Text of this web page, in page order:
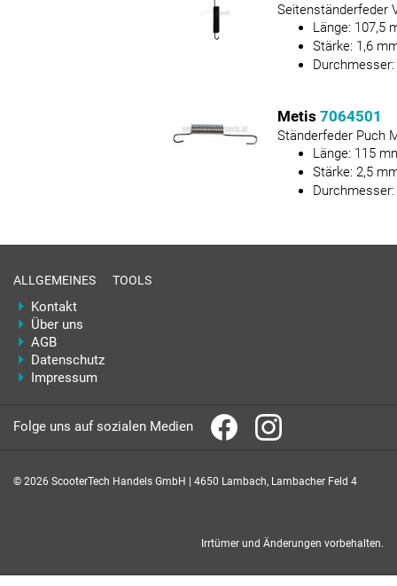
Seitenständerfeder
Länge: 107,5
Stärke: 1,6
Durchmesser:
Metis 7064501
Ständerfeder Puch
Länge: 115
Stärke: 2,5
Durchmesser:
ALLGEMEINES
Kontakt
Über uns
AGB
Datenschutz
Impressum
TOOLS
Folge uns auf sozialen Medien
© 2026 ScooterTech Handels GmbH | 4650 Lambach, Lambacher Feld 4
Irrtümer und Änderungen vorbehalten.